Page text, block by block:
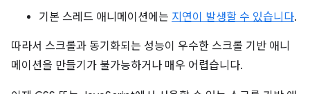
기본 스레드 애니메이션에는 지연이 발생할 수 있습니다.
따라서 스크롤과 동기화되는 성능이 우수한 스크롤 기반 애니
메이션을 만들기가 불가능하거나 매우 어렵습니다.